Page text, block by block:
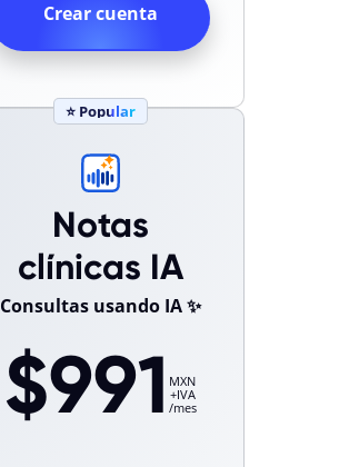
Crear cuenta
⭐ Popular
Notas
clínicas IA
Consultas usando IA ✨
$991 MXN
+IVA
/mes